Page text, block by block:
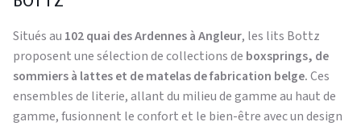
BOTTZ
Situés au 102 quai des Ardennes à Angleur, les lits Bottz
proposent une sélection de collections de boxsprings, de
sommiers à lattes et de matelas de fabrication belge.Ces
ensembles de literie, allant du milieu de gamme au haut de
gamme, fusionnent le confort et le bien-être avec un design